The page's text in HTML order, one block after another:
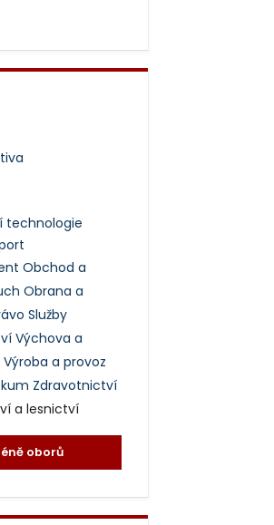
technologie
Obchod a
Obrana a
Služby
Výchova a
Výroba a provoz
Zdravotnictví
a lesnictví
oborů